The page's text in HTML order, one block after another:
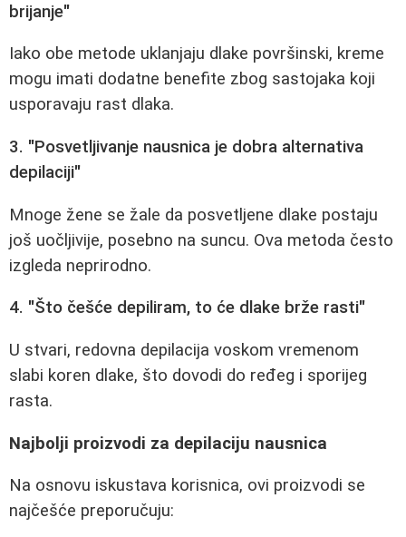
brijanje"
Iako obe metode uklanjaju dlake površinski, kreme
mogu imati dodatne benefite zbog sastojaka koji
usporavaju rast dlaka.
3. "Posvetljivanje nausnica je dobra alternativa
depilaciji"
Mnoge žene se žale da posvetljene dlake postaju
još uočljivije, posebno na suncu. Ova metoda često
izgleda neprirodno.
4. "Što češće depiliram, to će dlake brže rasti"
U stvari, redovna depilacija voskom vremenom
slabi koren dlake, što dovodi do ređeg i sporijeg
rasta.
Najbolji proizvodi za depilaciju nausnica
Na osnovu iskustava korisnica, ovi proizvodi se
najčešće preporučuju: